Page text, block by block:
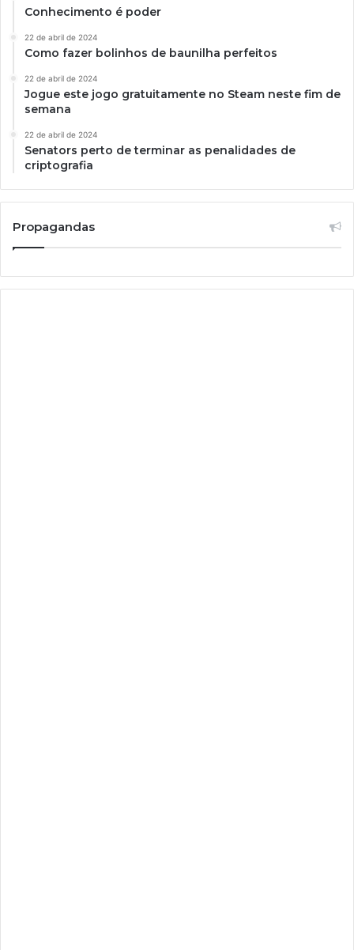
Conhecimento é poder
22 de abril de 2024
Como fazer bolinhos de baunilha perfeitos
22 de abril de 2024
Jogue este jogo gratuitamente no Steam neste fim de
semana
22 de abril de 2024
Senators perto de terminar as penalidades de
criptografia
Propagandas